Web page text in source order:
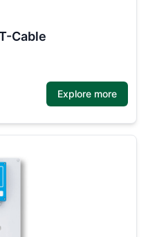
Cable
Explore more